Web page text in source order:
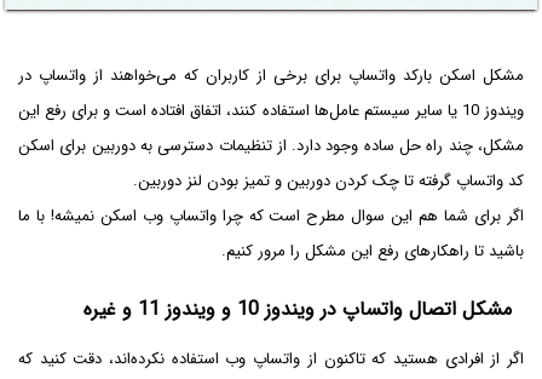
مشکل اسکن بارکد واتساپ برای برخی از کاربران که می‌خواهند از واتساپ در
ویندوز 10 یا سایر سیستم عامل‌ها استفاده کنند، اتفاق افتاده است و برای رفع این
مشکل، چند راه حل ساده وجود دارد. از تنظیمات دسترسی به دوربین برای اسکن
کد واتساپ گرفته تا چک کردن دوربین و تمیز بودن لنز دوربین.
اگر برای شما هم این سوال مطرح است که چرا واتساپ وب اسکن نمیشه! با ما
باشید تا راهکارهای رفع این مشکل را مرور کنیم.
مشکل اتصال واتساپ در ویندوز 10 و ویندوز 11 و غیره
اگر از افرادی هستید که تاکنون از واتساپ وب استفاده نکرده‌اند، دقت کنید که